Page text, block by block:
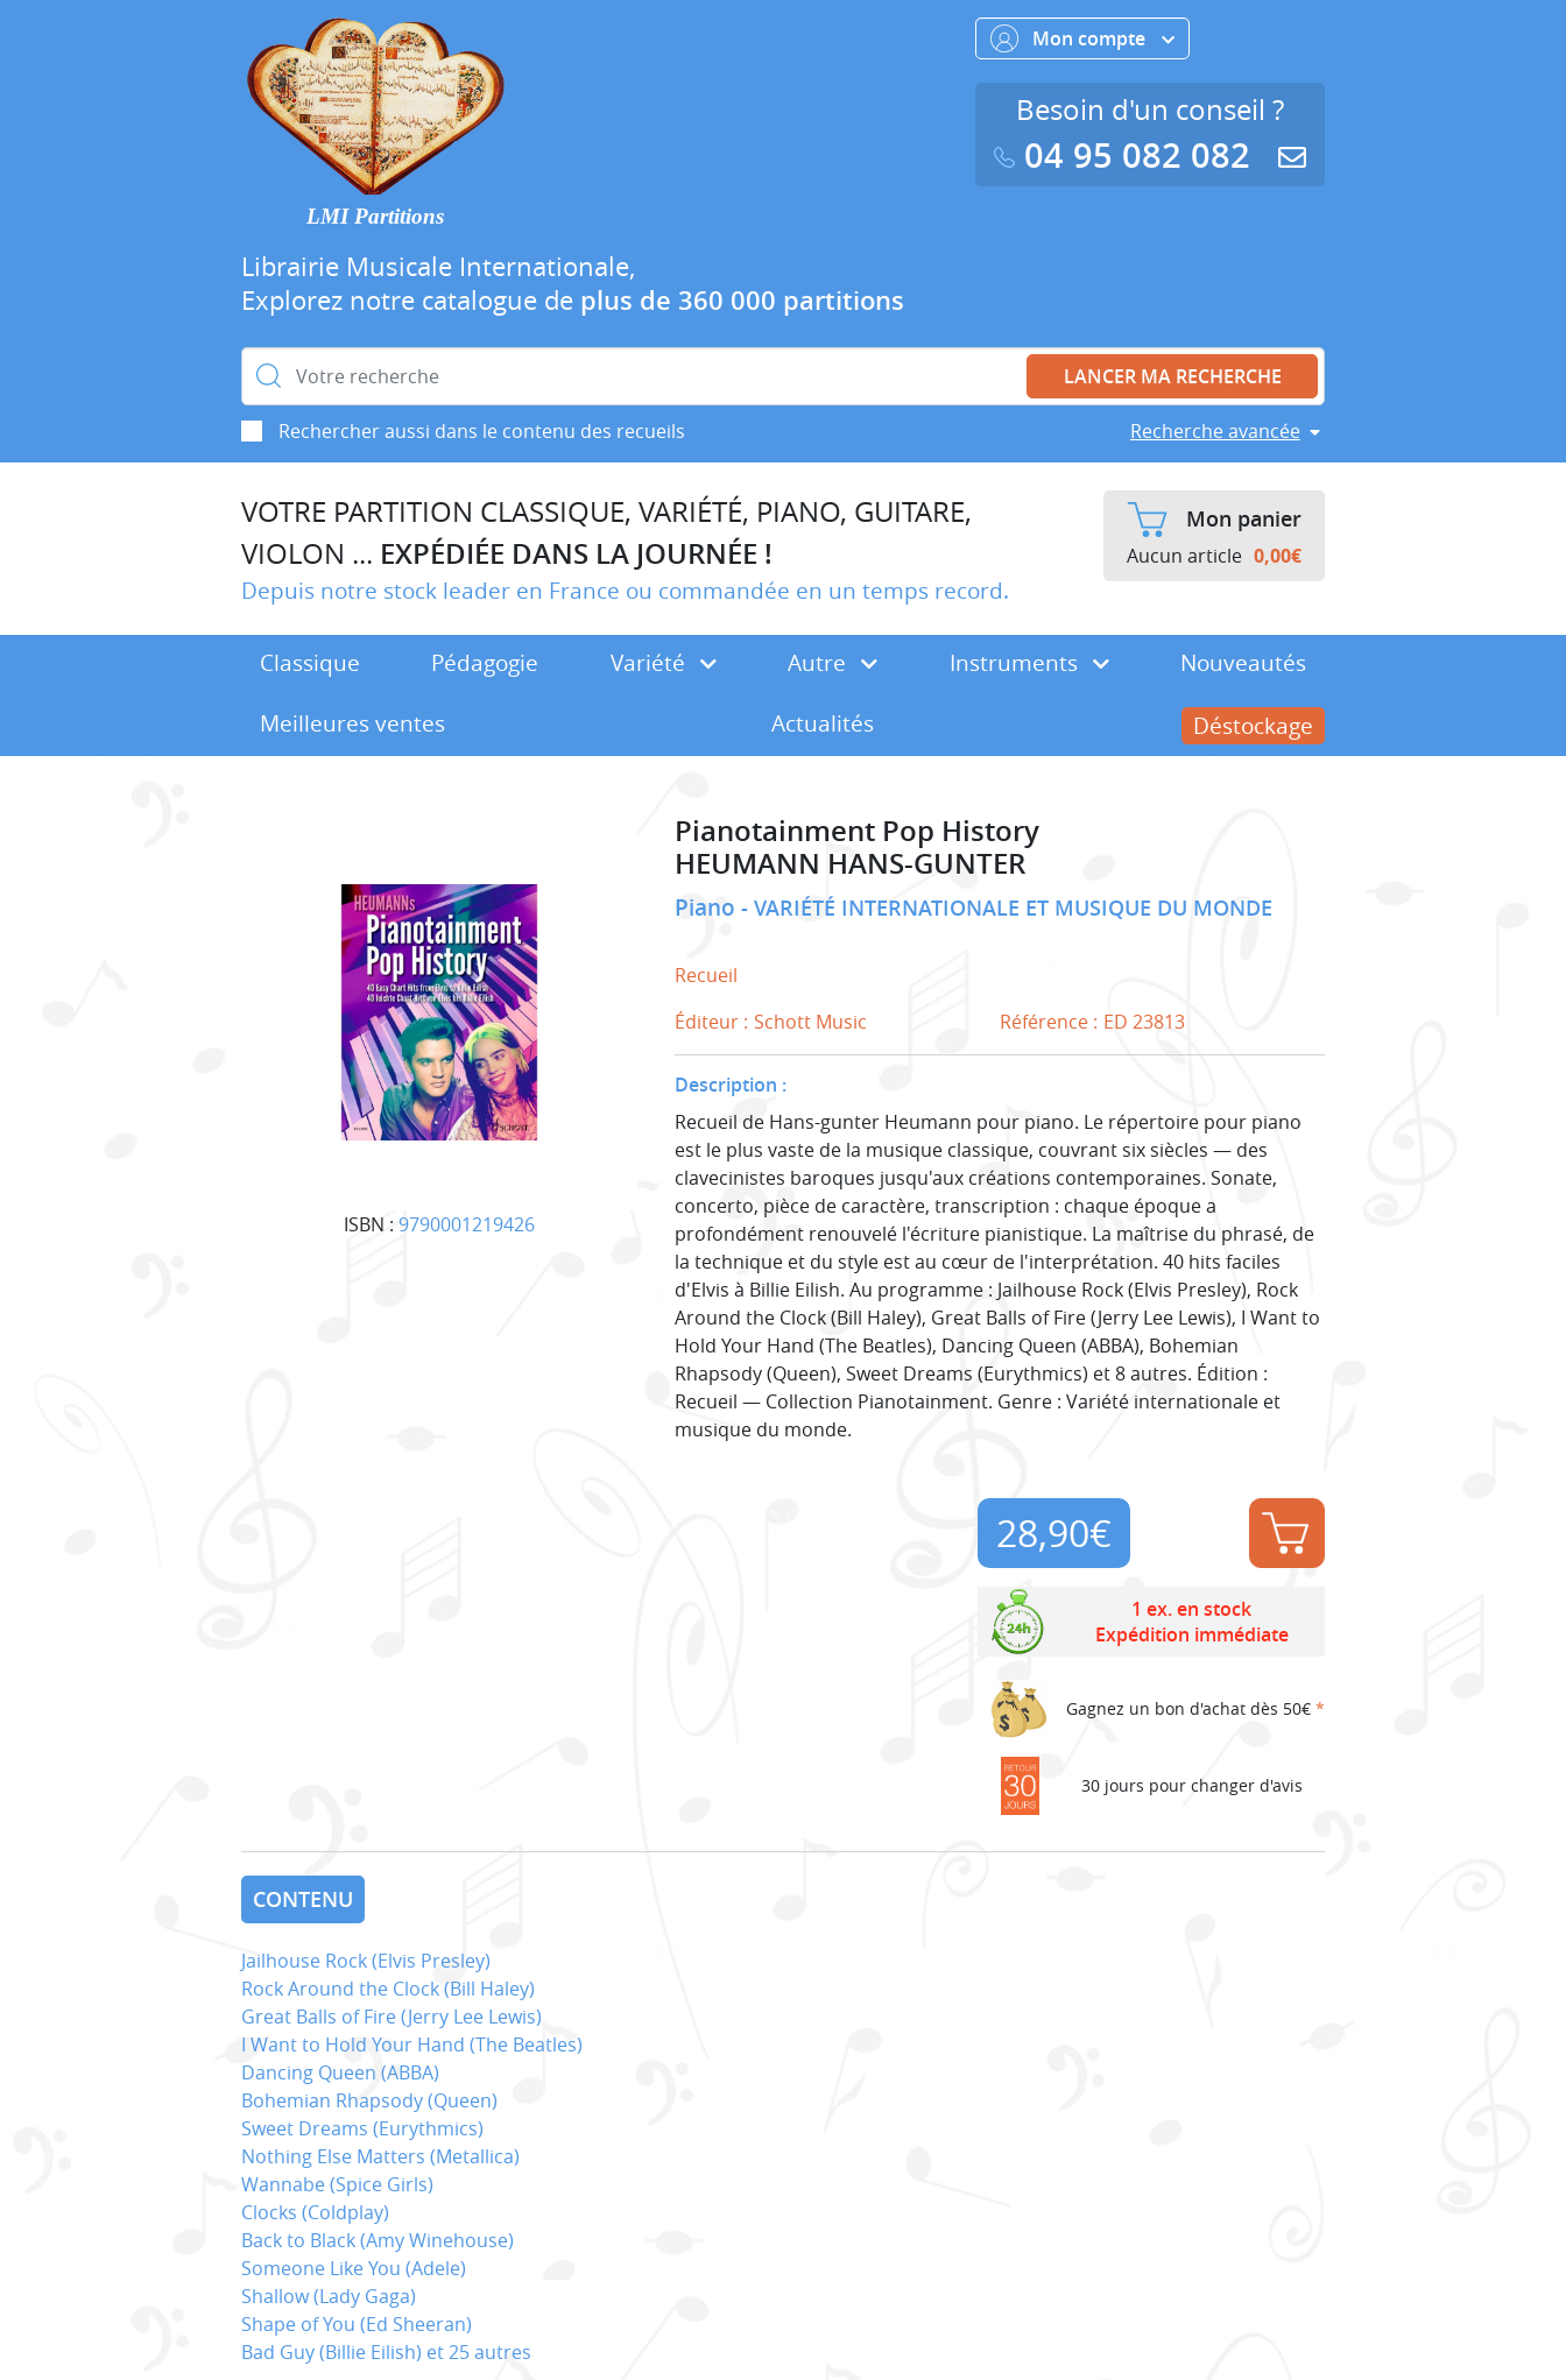
LMI Partitions
Librairie Musicale Internationale,
Explorez notre catalogue de plus de 360 000 partitions
Rechercher :
Rechercher aussi dans le contenu des recueils Recherche avancée
Mon compte
Besoin d'un conseil ?
04 95 082 082
VOTRE PARTITION CLASSIQUE, VARIÉTÉ, PIANO, GUITARE,
VIOLON ... EXPÉDIÉE DANS LA JOURNÉE !
Depuis notre stock leader en France ou commandée en un temps record.
Mon panier
Aucun article 0,00€
Classique Pédagogie Variété Autre Instruments
Nouveautés
Meilleures ventes
Actualités Déstockage
ISBN : 9790001219426
Pianotainment Pop History
HEUMANN HANS-GUNTER
Piano VARIÉTÉ INTERNATIONALE ET MUSIQUE DU MONDE
Recueil
Éditeur : Schott Music Référence : ED 23813
Description :
Recueil de Hans-gunter Heumann pour piano. Le répertoire pour piano
est le plus vaste de la musique classique, couvrant six siècles — des
clavecinistes baroques jusqu'aux créations contemporaines. Sonate,
concerto, pièce de caractère, transcription : chaque époque a
profondément renouvelé l'écriture pianistique. La maîtrise du phrasé, de
la technique et du style est au cœur de l'interprétation. 40 hits faciles
d'Elvis à Billie Eilish. Au programme : Jailhouse Rock (Elvis Presley), Rock
Around the Clock (Bill Haley), Great Balls of Fire (Jerry Lee Lewis), I Want to
Hold Your Hand (The Beatles), Dancing Queen (ABBA), Bohemian
Rhapsody (Queen), Sweet Dreams (Eurythmics) et 8 autres. Édition :
Recueil — Collection Pianotainment. Genre : Variété internationale et
musique du monde.
28,90€
1 ex. en stock
Expédition immédiate
Gagnez un bon d'achat dès 50€ *
30 jours pour changer d'avis
CONTENU
Jailhouse Rock (Elvis Presley)
Rock Around the Clock (Bill Haley)
Great Balls of Fire (Jerry Lee Lewis)
I Want to Hold Your Hand (The Beatles)
Dancing Queen (ABBA)
Bohemian Rhapsody (Queen)
Sweet Dreams (Eurythmics)
Nothing Else Matters (Metallica)
Wannabe (Spice Girls)
Clocks (Coldplay)
Back to Black (Amy Winehouse)
Someone Like You (Adele)
Shallow (Lady Gaga)
Shape of You (Ed Sheeran)
Bad Guy (Billie Eilish) et 25 autres